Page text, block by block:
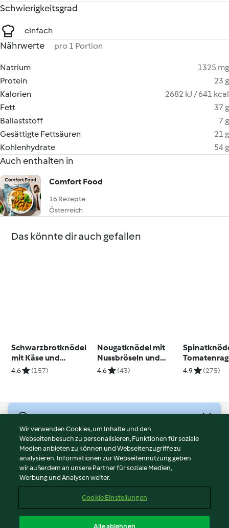
Schwierigkeitsgrad
einfach
Nährwerte pro 1 Portion
Natrium
1325 mg
Protein
23 g
Kalorien
2682 kJ / 641 kcal
Fett
37 g
Ballaststoff
7 g
Gesättigte Fettsäuren
21 g
Kohlenhydrate
54 g
Auch enthalten in
Comfort Food
16 Rezepte
Österreich
Das könnte dir auch gefallen
Schwarzbrotknödel
mit Käse und
Wurzelgemüse
4.6 (157)
Nougatknödel mit
Nussbröseln und
Zwetschkenröster
4.6 (43) 4.9 (275)
Nutzungsbedingungen
Datenschutzrichtlinien
Disclaimer
Impressum
Inhalt melden
Wir verwenden Cookies, um Inhalte und den
Webseitenbesuch zu personalisieren, Funktionen für soziale
Medien anbieten zu können und Webseitenzugriffe zu
analysieren. Informationen zur Webseitennutzung geben
wir außerdem an unsere Partner für soziale Medien,
Werbung und Analysen weiter.
Cookie Einstellungen
Alle ablehnen